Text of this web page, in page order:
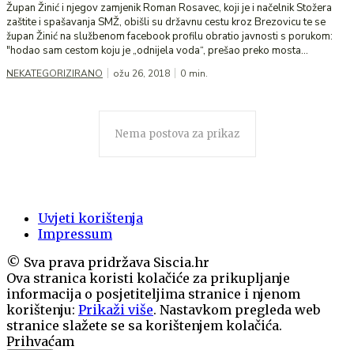
Župan Žinić i njegov zamjenik Roman Rosavec, koji je i načelnik Stožera
zaštite i spašavanja SMŽ, obišli su državnu cestu kroz Brezovicu te se
župan Žinić na službenom facebook profilu obratio javnosti s porukom:
"hodao sam cestom koju je „odnijela voda“, prešao preko mosta...
NEKATEGORIZIRANO ožu 26, 2018 0 min.
Nema postova za prikaz
Uvjeti korištenja
Impressum
© Sva prava pridržava Siscia.hr
Ova stranica koristi kolačiće za prikupljanje
informacija o posjetiteljima stranice i njenom
korištenju: Prikaži više. Nastavkom pregleda web
stranice slažete se sa korištenjem kolačića.
Prihvaćam